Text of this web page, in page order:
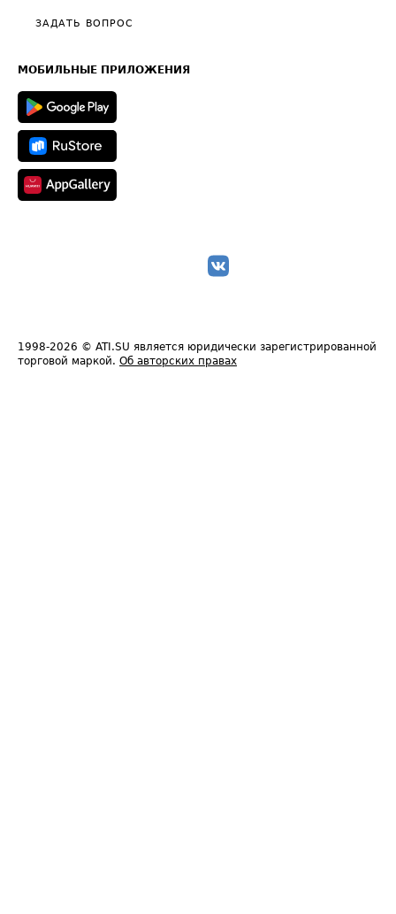
Общие положения
Полезное по перевозкам
Техническая информация
ЗАДАТЬ ВОПРОС
МОБИЛЬНЫЕ ПРИЛОЖЕНИЯ
1998-2026 © ATI.SU является юридически зарегистрированной
торговой маркой. Об авторских правах